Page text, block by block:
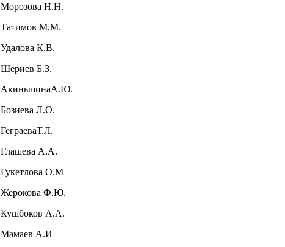
Морозова Н.Н.
Татимов М.М.
Удалова К.В.
Шериев Б.З.
АкиньшинаА.Ю.
Бозиева Л.О.
ГеграеваТ.Л.
Глашева А.А.
Гукетлова О.М
Жерокова Ф.Ю.
Кушбоков А.А.
Мамаев А.И